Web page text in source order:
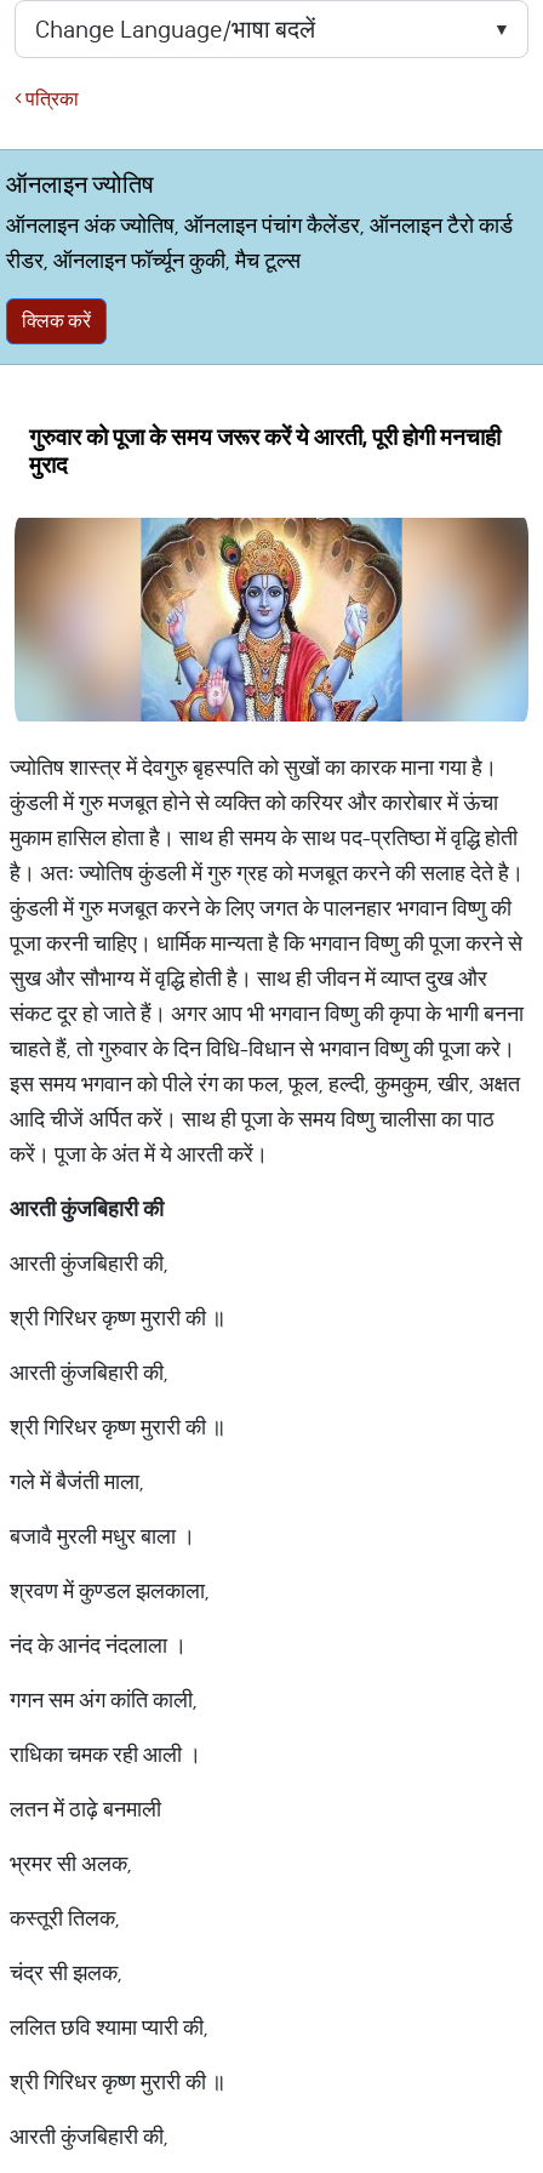
पत्रिका
ऑनलाइन ज्योतिष
ऑनलाइन अंक ज्योतिष, ऑनलाइन पंचांग कैलेंडर, ऑनलाइन टैरो कार्ड
रीडर, ऑनलाइन फॉर्च्यून कुकी, मैच टूल्स
क्लिक करें
गुरुवार को पूजा के समय जरूर करें ये आरती, पूरी होगी मनचाही
मुराद
ज्योतिष शास्त्र में देवगुरु बृहस्पति को सुखों का कारक माना गया है।
कुंडली में गुरु मजबूत होने से व्यक्ति को करियर और कारोबार में ऊंचा
मुकाम हासिल होता है। साथ ही समय के साथ पद-प्रतिष्ठा में वृद्धि होती
है। अतः ज्योतिष कुंडली में गुरु ग्रह को मजबूत करने की सलाह देते है।
कुंडली में गुरु मजबूत करने के लिए जगत के पालनहार भगवान विष्णु की
पूजा करनी चाहिए। धार्मिक मान्यता है कि भगवान विष्णु की पूजा करने से
सुख और सौभाग्य में वृद्धि होती है। साथ ही जीवन में व्याप्त दुख और
संकट दूर हो जाते हैं। अगर आप भी भगवान विष्णु की कृपा के भागी बनना
चाहते हैं, तो गुरुवार के दिन विधि-विधान से भगवान विष्णु की पूजा करे।
इस समय भगवान को पीले रंग का फल, फूल, हल्दी, कुमकुम, खीर, अक्षत
आदि चीजें अर्पित करें। साथ ही पूजा के समय विष्णु चालीसा का पाठ
करें। पूजा के अंत में ये आरती करें।
आरती कुंजबिहारी की
आरती कुंजबिहारी की,
श्री गिरिधर कृष्ण मुरारी की ॥
आरती कुंजबिहारी की,
श्री गिरिधर कृष्ण मुरारी की ॥
गले में बैजंती माला,
बजावै मुरली मधुर बाला ।
श्रवण में कुण्डल झलकाला,
नंद के आनंद नंदलाला ।
गगन सम अंग कांति काली,
राधिका चमक रही आली ।
लतन में ठाढ़े बनमाली
भ्रमर सी अलक,
कस्तूरी तिलक,
चंद्र सी झलक,
ललित छवि श्यामा प्यारी की,
श्री गिरिधर कृष्ण मुरारी की ॥
आरती कुंजबिहारी की,